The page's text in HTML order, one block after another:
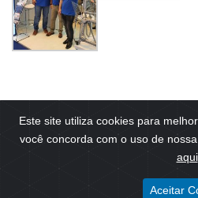
© 2025 PLP Brasil. Todos os direitos reservados.
Este site utiliza cookies para
você concorda com o uso de
aqui.
Aceitar